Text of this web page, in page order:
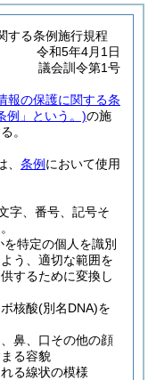
する条例施行規程
令和5年4月1日
議会訓令第1号
報の保護に関する条
例」という。)の施
。
条例 において使用
字、番号、記号そ
特定の個人を識別
う、適切な範囲を
するために変換し
核酸(別名DNA)を
鼻、口その他の顔
る容貌
る線状の模様